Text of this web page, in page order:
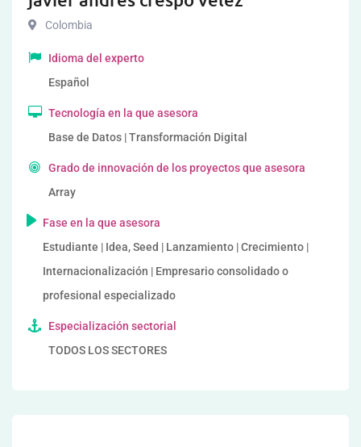
Colombia
Idioma del experto
Español
Tecnología en la que asesora
Base de Datos | Transformación Digital
Grado de innovación de los proyectos que asesora
Array
Fase en la que asesora
Estudiante | Idea, Seed | Lanzamiento | Crecimiento |
Internacionalización | Empresario consolidado o
profesional especializado
Especialización sectorial
TODOS LOS SECTORES